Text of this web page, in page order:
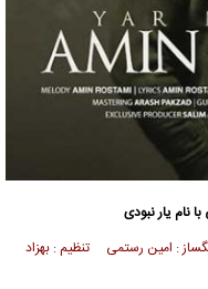
با نام یار نبودی
: امین رستمی تنظیم : بهزاد